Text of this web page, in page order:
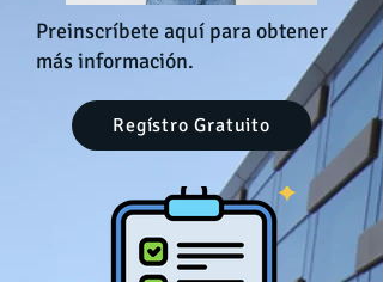
Preinscríbete aquí para obtener
más información.
Regístro Gratuito